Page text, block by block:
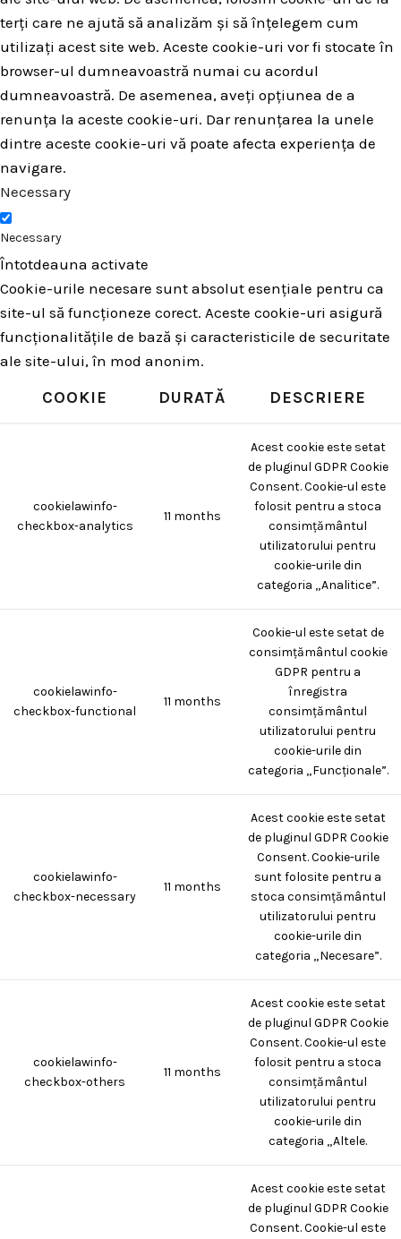
terți care ne ajută să analizăm și să înțelegem cum
utilizați acest site web. Aceste cookie-uri vor fi stocate în
browser-ul dumneavoastră numai cu acordul
dumneavoastră. De asemenea, aveți opțiunea de a
renunța la aceste cookie-uri. Dar renunțarea la unele
dintre aceste cookie-uri vă poate afecta experiența de
navigare.
Necessary
Necessary
Întotdeauna activate
Cookie-urile necesare sunt absolut esențiale pentru ca
site-ul să funcționeze corect. Aceste cookie-uri asigură
funcționalitățile de bază și caracteristicile de securitate
ale site-ului, în mod anonim.
COOKIE DURATĂ DESCRIERE
cookielawinfo-
checkbox-analytics
11 months
Acest cookie este setat
de pluginul GDPR Cookie
Consent. Cookie-ul este
folosit pentru a stoca
consimțământul
utilizatorului pentru
cookie-urile din
categoria „Analitice”.
cookielawinfo-
checkbox-functional
11 months
Cookie-ul este setat de
consimțământul cookie
GDPR pentru a
înregistra
consimțământul
utilizatorului pentru
cookie-urile din
categoria „Funcționale”.
cookielawinfo-
checkbox-necessary
11 months
Acest cookie este setat
de pluginul GDPR Cookie
Consent. Cookie-urile
sunt folosite pentru a
stoca consimțământul
utilizatorului pentru
cookie-urile din
categoria „Necesare”.
cookielawinfo-
checkbox-others
11 months
Acest cookie este setat
de pluginul GDPR Cookie
Consent. Cookie-ul este
folosit pentru a stoca
consimțământul
utilizatorului pentru
cookie-urile din
categoria „Altele.
Acest cookie este setat
de pluginul GDPR Cookie
Consent. Cookie-ul este